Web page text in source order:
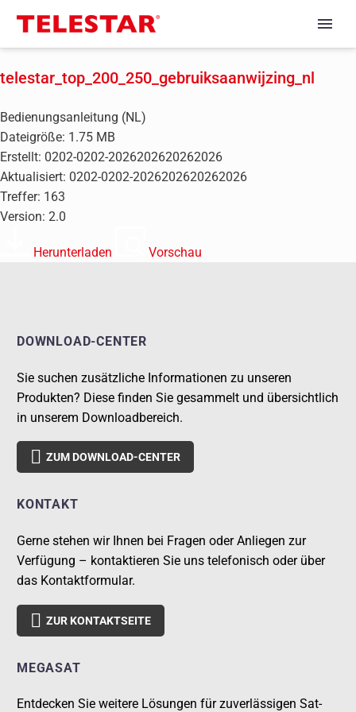
telestar_top_200_250_gebruiksaanwijzing_nl
Bedienungsanleitung (NL)
Dateigröße: 1.75 MB
Erstellt: 0202-0202-2026202620262026
Aktualisiert: 0202-0202-2026202620262026
Treffer: 163
Version: 2.0
Herunterladen Vorschau
DOWNLOAD-CENTER
Sie suchen zusätzliche Informationen zu unseren
Produkten? Diese finden Sie gesammelt und übersichtlich
in unserem Downloadbereich.
 ZUM DOWNLOAD-CENTER
KONTAKT
Gerne stehen wir Ihnen bei Fragen oder Anliegen zur
Verfügung – kontaktieren Sie uns telefonisch oder über
das Kontaktformular.
 ZUR KONTAKTSEITE
MEGASAT
Entdecken Sie weitere Lösungen für zuverlässigen Sat-